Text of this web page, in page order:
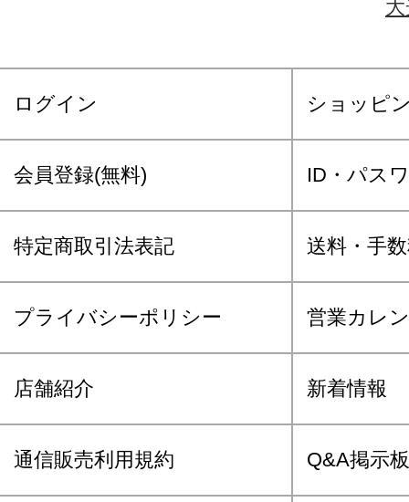
ログイン ショッピ
会員登録(無料) ID・パス
特定商取引法表記 送料・手
プライバシーポリシー 営業カレ
店舗紹介 新着情報
通信販売利用規約 Q&A掲示板